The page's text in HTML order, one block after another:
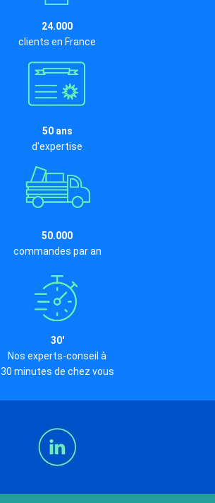
24.000
clients en France
50 ans
d'expertise
50.000
commandes par an
30'
Nos experts-conseil à
30 minutes de chez vous